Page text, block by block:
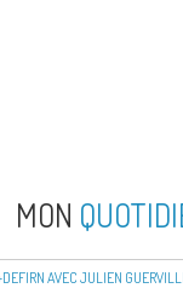
MON
AVEC JULIEN